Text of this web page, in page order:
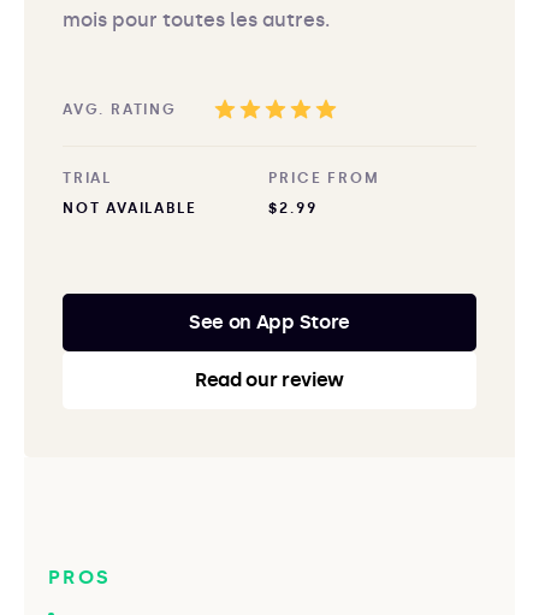
mois pour toutes les autres.
AVG. RATING
TRIAL
NOT AVAILABLE
PRICE FROM
$2.99
See on App Store
Read our review
PROS